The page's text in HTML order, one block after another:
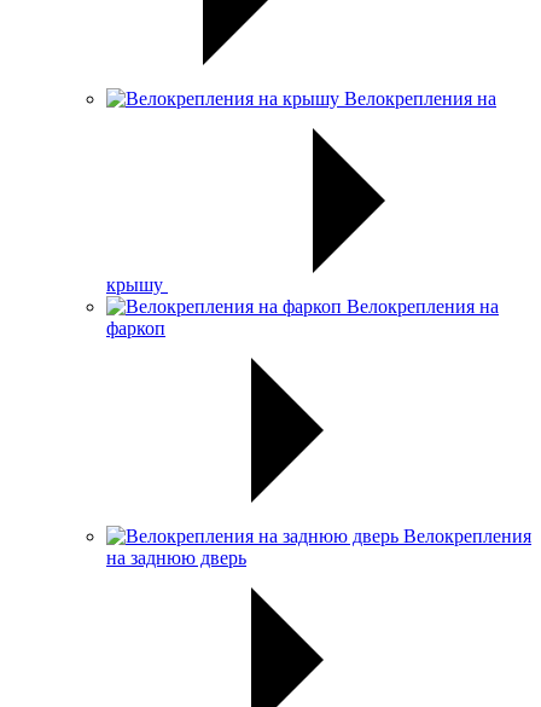
Велокрепления на
крышу
Велокрепления на
фаркоп
Велокрепления
на заднюю дверь